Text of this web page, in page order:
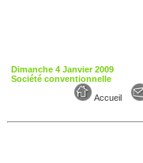
Dimanche 4 Janvier 2009
Société conventionnelle
Accueil